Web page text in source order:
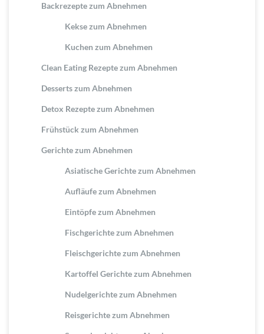
Backrezepte zum Abnehmen
Kekse zum Abnehmen
Kuchen zum Abnehmen
Clean Eating Rezepte zum Abnehmen
Desserts zum Abnehmen
Detox Rezepte zum Abnehmen
Frühstück zum Abnehmen
Gerichte zum Abnehmen
Asiatische Gerichte zum Abnehmen
Aufläufe zum Abnehmen
Eintöpfe zum Abnehmen
Fischgerichte zum Abnehmen
Fleischgerichte zum Abnehmen
Kartoffel Gerichte zum Abnehmen
Nudelgerichte zum Abnehmen
Reisgerichte zum Abnehmen